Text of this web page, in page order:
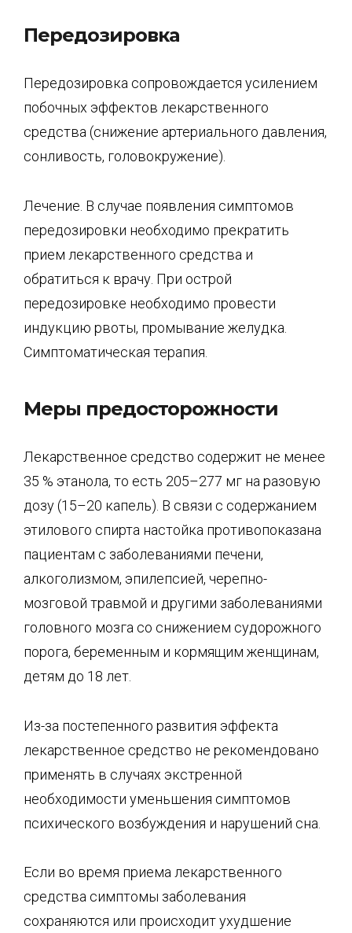
Передозировка
Передозировка сопровождается усилением
побочных эффектов лекарственного
средства (снижение артериального давления,
сонливость, головокружение).
Лечение. В случае появления симптомов
передозировки необходимо прекратить
прием лекарственного средства и
обратиться к врачу. При острой
передозировке необходимо провести
индукцию рвоты, промывание желудка.
Симптоматическая терапия.
Меры предосторожности
Лекарственное средство содержит не менее
35 % этанола, то есть 205–277 мг на разовую
дозу (15–20 капель). В связи с содержанием
этилового спирта настойка противопоказана
пациентам с заболеваниями печени,
алкоголизмом, эпилепсией, черепно-
мозговой травмой и другими заболеваниями
головного мозга со снижением судорожного
порога, беременным и кормящим женщинам,
детям до 18 лет.
Из-за постепенного развития эффекта
лекарственное средство не рекомендовано
применять в случаях экстренной
необходимости уменьшения симптомов
психического возбуждения и нарушений сна.
Если во время приема лекарственного
средства симптомы заболевания
сохраняются или происходит ухудшение